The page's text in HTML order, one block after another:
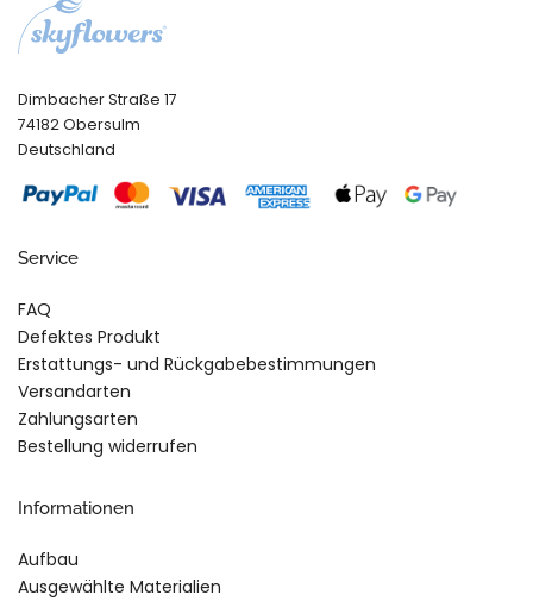
Dimbacher Straße 17
74182 Obersulm
Deutschland
Service
FAQ
Defektes Produkt
Erstattungs- und Rückgabebestimmungen
Versandarten
Zahlungsarten
Bestellung widerrufen
Informationen
Aufbau
Ausgewählte Materialien